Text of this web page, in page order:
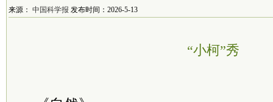
来源： 中国科学报 发布时间：2026-5-13
“小柯”秀